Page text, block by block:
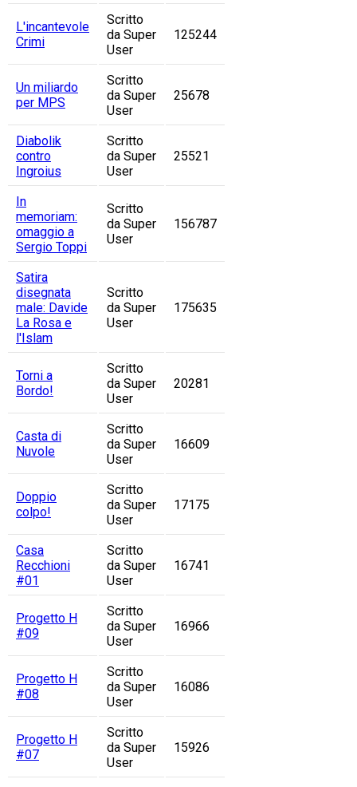
L'incantevole
Crimi
Scritto
da Super
User
125244
Un miliardo
per MPS
Scritto
da Super
User
25678
Diabolik
contro
Ingroius
Scritto
da Super
User
25521
In
memoriam:
omaggio a
Sergio Toppi
Scritto
da Super
User
156787
Satira
disegnata
male: Davide
La Rosa e
l'Islam
Scritto
da Super
User
175635
Torni a
Bordo!
Scritto
da Super
User
20281
Casta di
Nuvole
Scritto
da Super
User
16609
Doppio
colpo!
Scritto
da Super
User
17175
Casa
Recchioni
#01
Scritto
da Super
User
16741
Progetto H
#09
Scritto
da Super
User
16966
Progetto H
#08
Scritto
da Super
User
16086
Progetto H
#07
Scritto
da Super
User
15926